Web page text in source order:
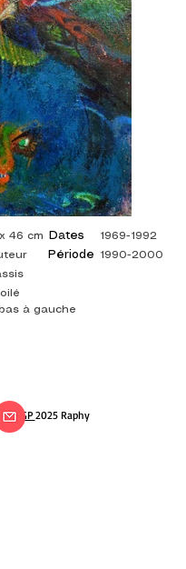
46 cm
Dates
Période
à gauche
1969-1992
1990-2000
ADAGP 2025 Raphy